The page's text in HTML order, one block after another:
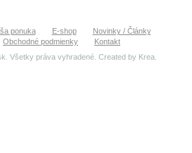
ponuka E-shop
Novinky / Články
Obchodné podmienky
Kontakt
Všetky práva vyhradené. Created by Krea.